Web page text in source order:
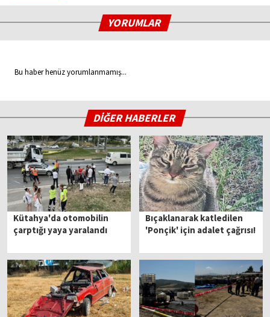
YORUMLAR
Bu haber henüz yorumlanmamış...
DİĞER HABERLER
Kütahya'da otomobilin
çarptığı yaya yaralandı
Bıçaklanarak katledilen
'Ponçik' için adalet çağrısı!